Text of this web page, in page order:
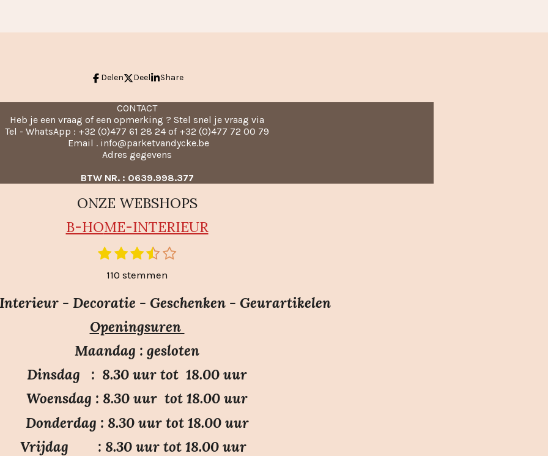
Delen Deel Share
CONTACT
Heb je een vraag of een opmerking ? Stel snel je vraag via
Tel - WhatsApp : +32 (0)477 61 28 24 of +32 (0)477 72 00 79
Email . info@parketvandycke.be
Adres gegevens
BTW NR. : 0639.998.377
ONZE WEBSHOPS
B-HOME-INTERIEUR
1
e
r
2
s
t
e
r
r
e
n
3
t
e
r
r
n
4
t
e
r
n
5
t
e
r
r
e
n
S
m
n
110 stemmen
- Decoratie - Geschenken - Geurartikelen
Openingsuren
Maandag : gesloten
Dinsdag : 8.30 uur tot 18.00 uur
Woensdag : 8.30 uur tot 18.00 uur
Donderdag : 8.30 uur tot 18.00 uur
Vrijdag : 8.30 uur tot 18.00 uur